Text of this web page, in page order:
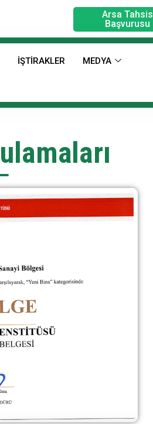
Arsa Tahsis
Başvurusu
İŞTİRAKLER MEDYA